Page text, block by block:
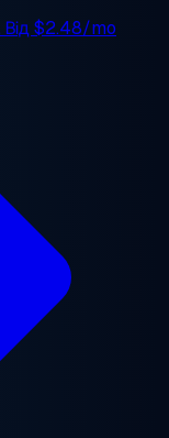
$2.48/mo